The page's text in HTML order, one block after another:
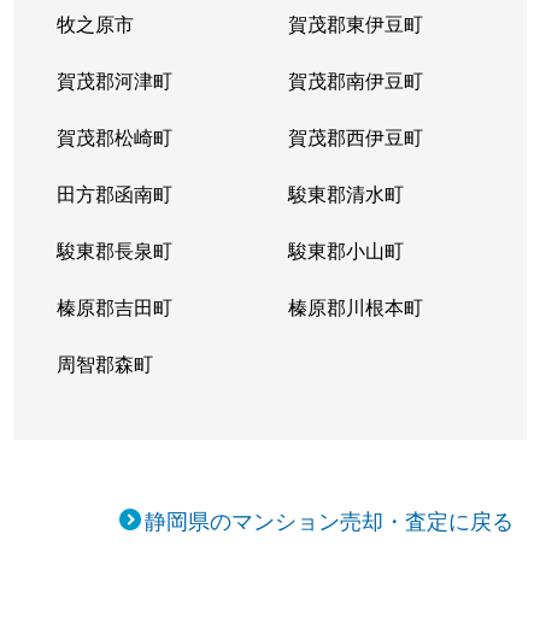
牧之原市 賀茂郡東伊豆町
賀茂郡河津町 賀茂郡南伊豆町
賀茂郡松崎町 賀茂郡西伊豆町
田方郡函南町 駿東郡清水町
駿東郡長泉町 駿東郡小山町
榛原郡吉田町 榛原郡川根本町
周智郡森町
静岡県のマンション売却・査定に戻る